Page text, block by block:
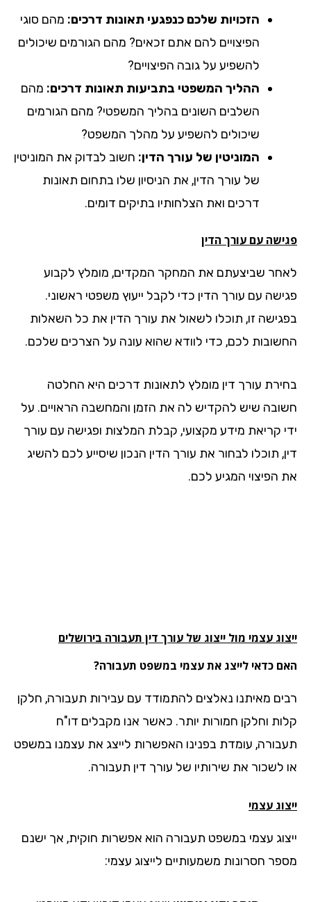
הזכויות שלכם כנפגעי תאונות דרכים:מהם סוגי
הפיצויים להם אתם זכאים? מהם הגורמים שיכולים
להשפיע על גובה הפיצויים?
ההליך המשפטי בתביעות תאונות דרכים:מהם
השלבים השונים בהליך המשפטי? מהם הגורמים
שיכולים להשפיע על מהלך המשפט?
המוניטין של עורך הדין:חשוב לבדוק את המוניטין
של עורך הדין, את הניסיון שלו בתחום תאונות
דרכים ואת הצלחותיו בתיקים דומים.
עם עורך הדין
שביצעתם את המחקר המקדים, מומלץ לקבוע
עם עורך הדין כדי לקבל ייעוץ משפטי ראשוני.
זו, תוכלו לשאול את עורך הדין את כל השאלות
לכם, כדי לוודא שהוא עונה על הצרכים שלכם.
עורך דין מומלץ לתאונות דרכים היא החלטה
שיש להקדיש לה את הזמן והמחשבה הראויים. על
קריאת מידע מקצועי, קבלת המלצות ופגישה עם עורך
תוכלו לבחור את עורך הדין הנכון שיסייע לכם להשיג
הפיצוי המגיע לכם.
עצמי מול ייצוג של עורך דין תעבורה בירושלים
כדאי לייצג את עצמי במשפט תעבורה?
מאיתנו נאלצים להתמודד עם עבירות תעבורה, חלקן
וחלקן חמורות יותר. כאשר אנו מקבלים דו"ח
עומדת בפנינו האפשרות לייצג את עצמנו במשפט
לשכור את שירותיו של עורך דין תעבורה.
עצמי
עצמי במשפט תעבורה הוא אפשרות חוקית, אך ישנם
חסרונות משמעותיים לייצוג עצמי: